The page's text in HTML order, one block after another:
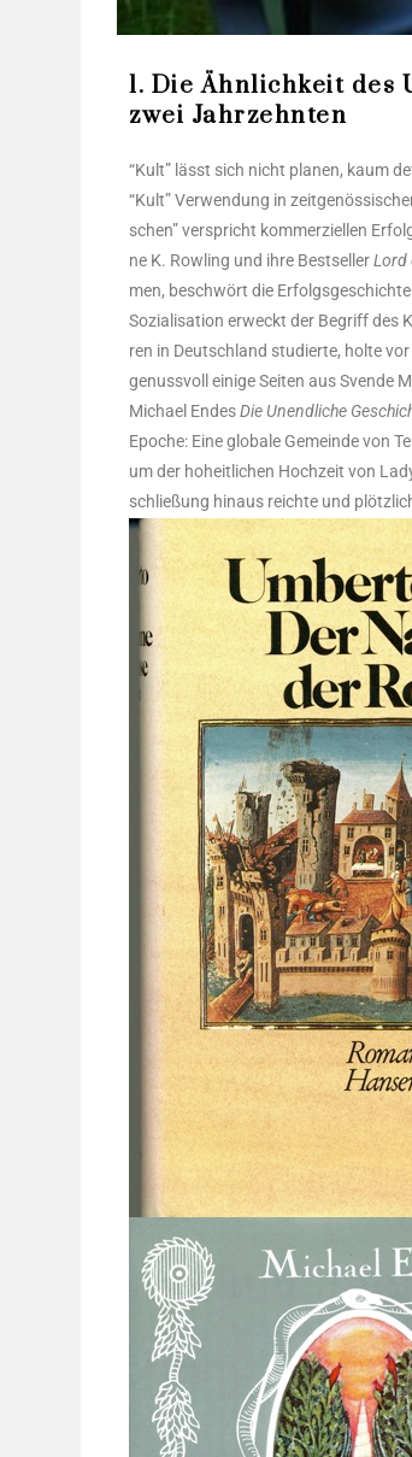
1. Die Ähnlichkeit
zwei Jahrzehnten
“Kult” lässt sich nicht pla­nen, kaum
“Kult” Ver­wen­dung in
schen” ver­spricht kom­mer­zi­el­len
ne K. Row­ling und ihre Best­sel­lerLord
men, beschwört die
Sozia­li­sa­ti­on erweckt der Begriff des
ren in Deutsch­land stu­dier­te, hol­te
genuss­voll eini­ge Sei­ten aus Sven­de
Micha­el EndesDie Unend­li­che
Epo­che: Eine glo­ba­le Gemein­de von
um der hoheit­li­chen Hoch­zeit von
schlie­ßung hin­aus reich­te und